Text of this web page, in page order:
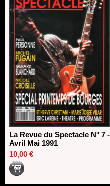
La Revue du Spectacle N° 7 -
Avril Mai 1991
10,00 €